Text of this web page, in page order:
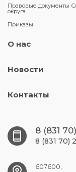
Правовые документы
округа
Приказы
О нас
Новости
Контакты
8 (831
8 (831 70)
607600,